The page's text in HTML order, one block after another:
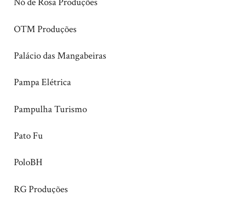
OTM Produções
Palácio das Mangabeiras
Pampa Elétrica
Pampulha Turismo
Pato Fu
PoloBH
RG Produções